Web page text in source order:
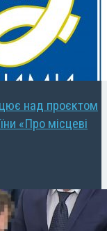
над проєктом
«Про місцеві